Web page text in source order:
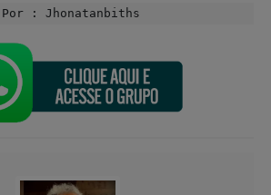
Por : Jhonatanbiths